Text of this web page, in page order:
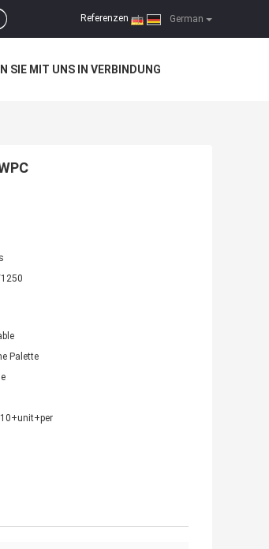
German
Referenzen |
SIE MIT UNS IN VERBINDUNG
Palette